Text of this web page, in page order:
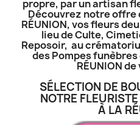
propre, par un artisan
Découvrez notre offre
RÉUNION, vos fleurs
lieu de Culte,
Reposoir, au
des Pompes funèbres
RÉUNION
SÉLECTION DE
NOTRE
À LA